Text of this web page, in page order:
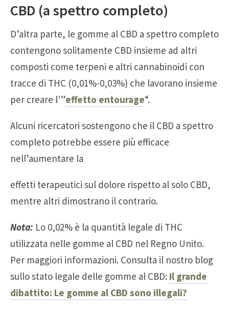
CBD (a spettro completo)
D’altra parte, le gomme al CBD a spettro completo
contengono solitamente CBD insieme ad altri
composti come terpeni e altri cannabinoidi con
tracce di THC (0,01%-0,03%) che lavorano insieme
per creare l'”effetto entourage“.
Alcuni ricercatori sostengono che il CBD a spettro
completo potrebbe essere più efficace
nell’aumentare la
effetti terapeutici sul dolore rispetto al solo CBD,
mentre altri dimostrano il contrario.
Nota: Lo 0,02% è la quantità legale di THC
utilizzata nelle gomme al CBD nel Regno Unito.
Per maggiori informazioni. Consulta il nostro blog
sullo stato legale delle gomme al CBD: Il grande
dibattito: Le gomme al CBD sono illegali?